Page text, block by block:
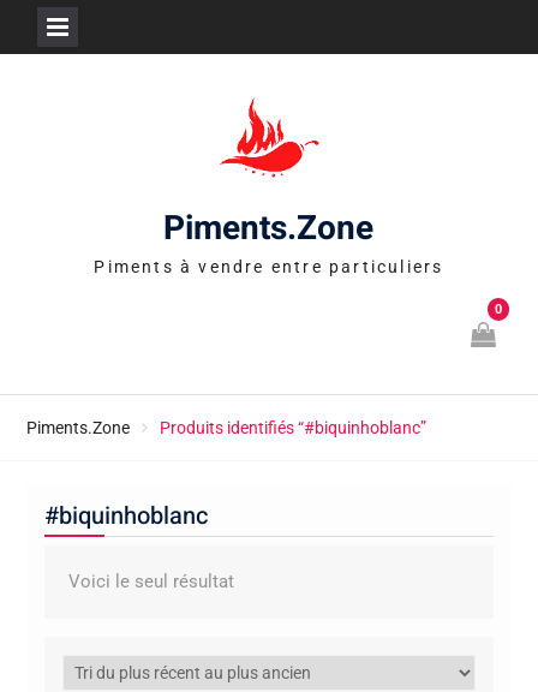
Piments.Zone
Piments à vendre entre particuliers
0
Piments.Zone Produits identifiés “#biquinhoblanc”
#biquinhoblanc
Voici le seul résultat